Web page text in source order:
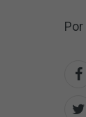
Por